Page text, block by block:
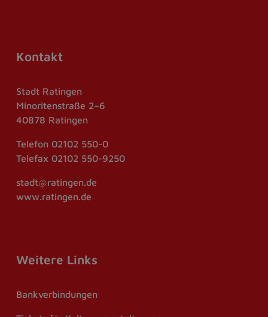
Kontakt
Stadt Ratingen
Minoritenstraße 2–6
40878 Ratingen
Telefon 02102 550-0
Telefax 02102 550-9250
stadt@ratingen.de
www.ratingen.de
Weitere Links
Bankverbindungen